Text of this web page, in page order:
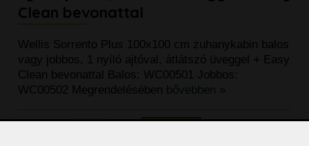
Clean bevonattal
Wellis Sorrento Plus 100x100 cm zuhanykabin balos
vagy jobbos, 1 nyíló ajtóval, átlátszó üveggel + Easy
Clean bevonattal Balos: WC00501 Jobbos:
WC00502 Megrendelésében bővebben »